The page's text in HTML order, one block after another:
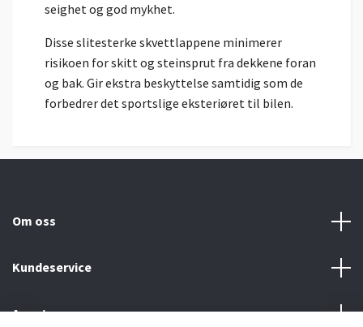
seighet og god mykhet.
Disse slitesterke skvettlappene minimerer
risikoen for skitt og steinsprut fra dekkene foran
og bak. Gir ekstra beskyttelse samtidig som de
forbedrer det sportslige eksteriøret til bilen.
Om oss
Kundeservice
Annet